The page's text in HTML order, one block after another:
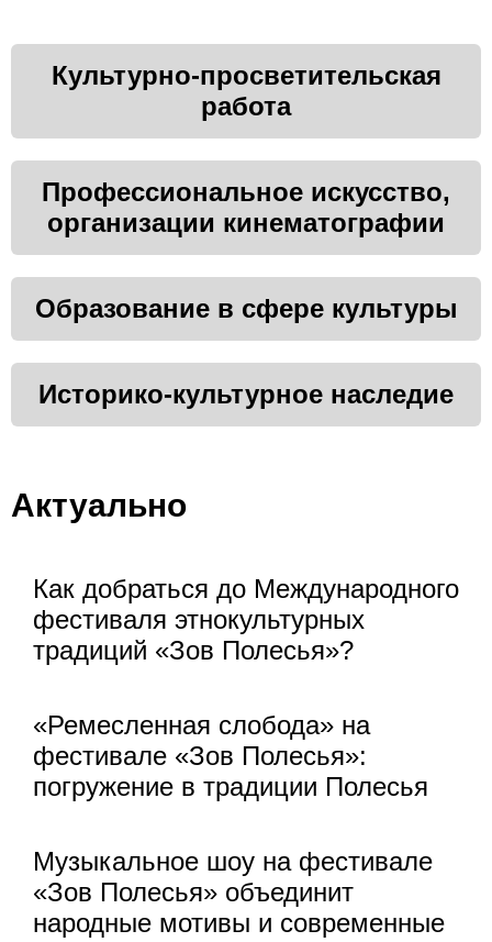
Культурно-просветительская
работа
Профессиональное искусство,
организации кинематографии
Образование в сфере культуры
Историко-культурное наследие
Актуально
Как добраться до Международного
фестиваля этнокультурных
традиций «Зов Полесья»?
«Ремесленная слобода» на
фестивале «Зов Полесья»:
погружение в традиции Полесья
Музыкальное шоу на фестивале
«Зов Полесья» объединит
народные мотивы и современные